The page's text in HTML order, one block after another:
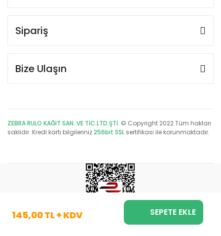
145,00 TL + KDV SEPETE EKLE
Sipariş
Bize Ulaşın
ZEBRA RULO KAĞIT SAN. VE TİC.LTD.ŞTİ. © Copyright 2022 Tüm hakları
saklıdır. Kredi kartı bilgileriniz256bit SSL sertifikası ile korunmaktadır.